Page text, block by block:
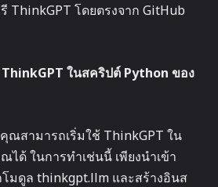
ThinkGPT โดยตรงจาก GitHub
ในสคริปต์ Python ของ
ณสามารถเริ่มใช้ ThinkGPT ใน
ได้ ในการทำเช่นนี้ เพียงนำเข้า
มดูล thinkgpt.llm และสร้างอินส